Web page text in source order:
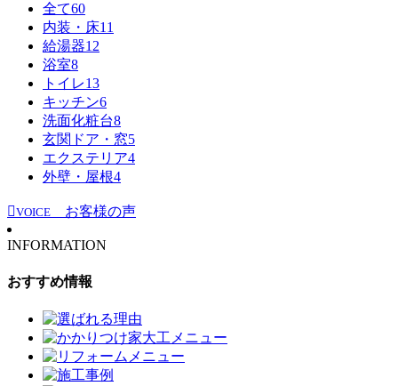
全て60
内装・床11
給湯器12
浴室8
トイレ13
キッチン6
洗面化粧台8
玄関ドア・窓5
エクステリア4
外壁・屋根4
VOICE お客様の声
INFORMATION
おすすめ情報